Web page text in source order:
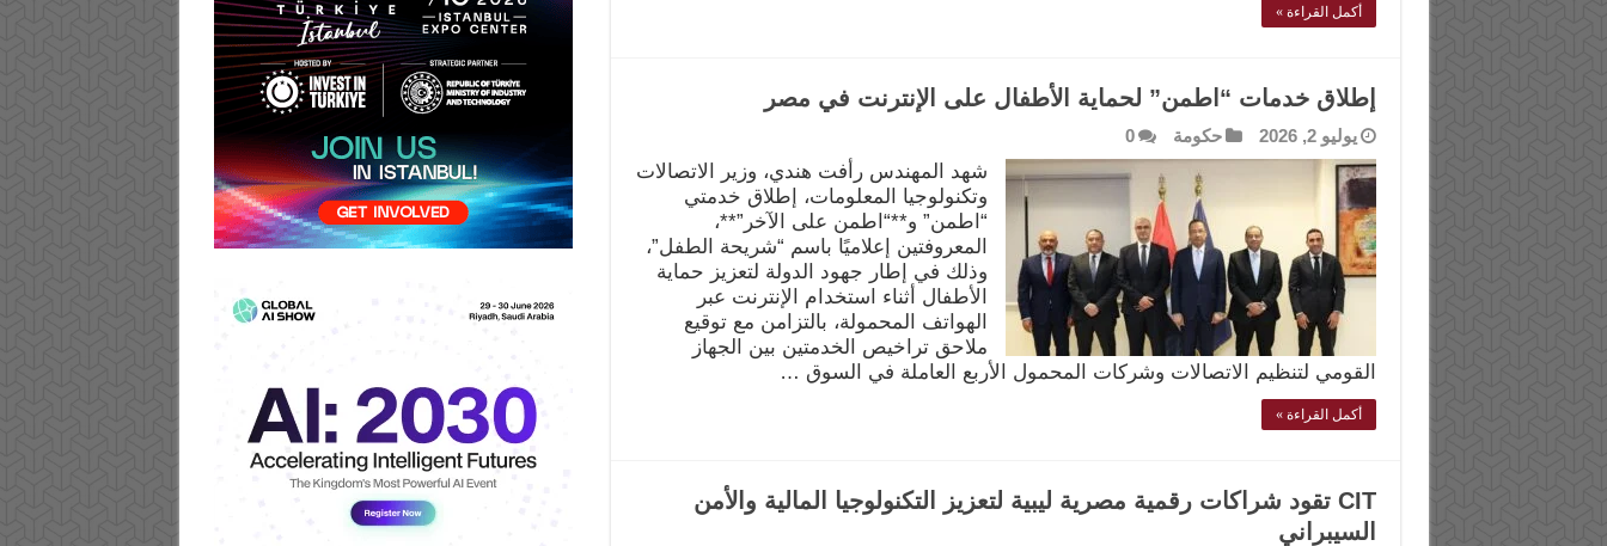
أكمل القراءة »
إطلاق خدمات “اطمن” لحماية الأطفال على الإنترنت في مصر
يوليو 2, 2026 حكومة 0
شهد المهندس رأفت هندي، وزير الاتصالات
وتكنولوجيا المعلومات، إطلاق خدمتي
“اطمن” و**“اطمن على الآخر”**،
المعروفتين إعلاميًا باسم “شريحة الطفل”،
وذلك في إطار جهود الدولة لتعزيز حماية
الأطفال أثناء استخدام الإنترنت عبر
الهواتف المحمولة، بالتزامن مع توقيع
ملاحق تراخيص الخدمتين بين الجهاز
القومي لتنظيم الاتصالات وشركات المحمول الأربع العاملة في السوق …
أكمل القراءة »
CIT تقود شراكات رقمية مصرية ليبية لتعزيز التكنولوجيا المالية والأمن
السيبراني